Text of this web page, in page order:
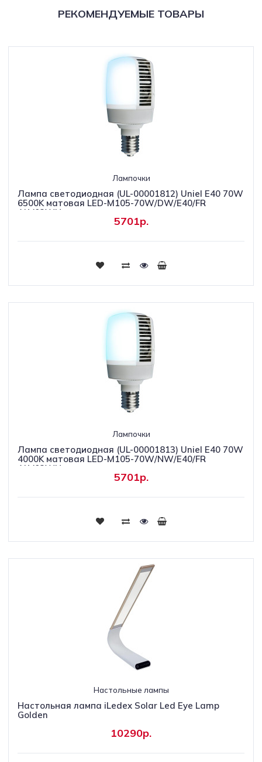
РЕКОМЕНДУЕМЫЕ ТОВАРЫ
Лампочки
Лампа светодиодная (UL-00001812) Uniel E40 70W
6500K матовая LED-M105-70W/DW/E40/FR
ALV02WH
5701р.
Лампочки
Лампа светодиодная (UL-00001813) Uniel E40 70W
4000K матовая LED-M105-70W/NW/E40/FR
ALV02WH
5701р.
Настольные лампы
Настольная лампа iLedex Solar Led Eye Lamp
Golden
10290р.